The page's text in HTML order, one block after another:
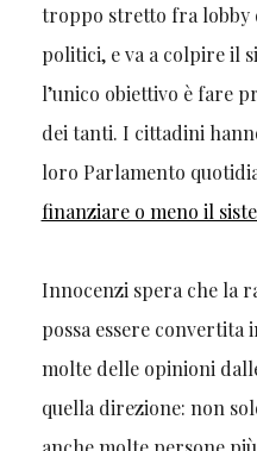
troppo stretto fra lobby
politici, e va a colpire il
l’unico obiettivo è fare
dei tanti. I cittadini
loro Parlamento
finanziare o meno il
Innocenzi spera che la
possa essere convertita
molte delle opinioni
quella direzione: non